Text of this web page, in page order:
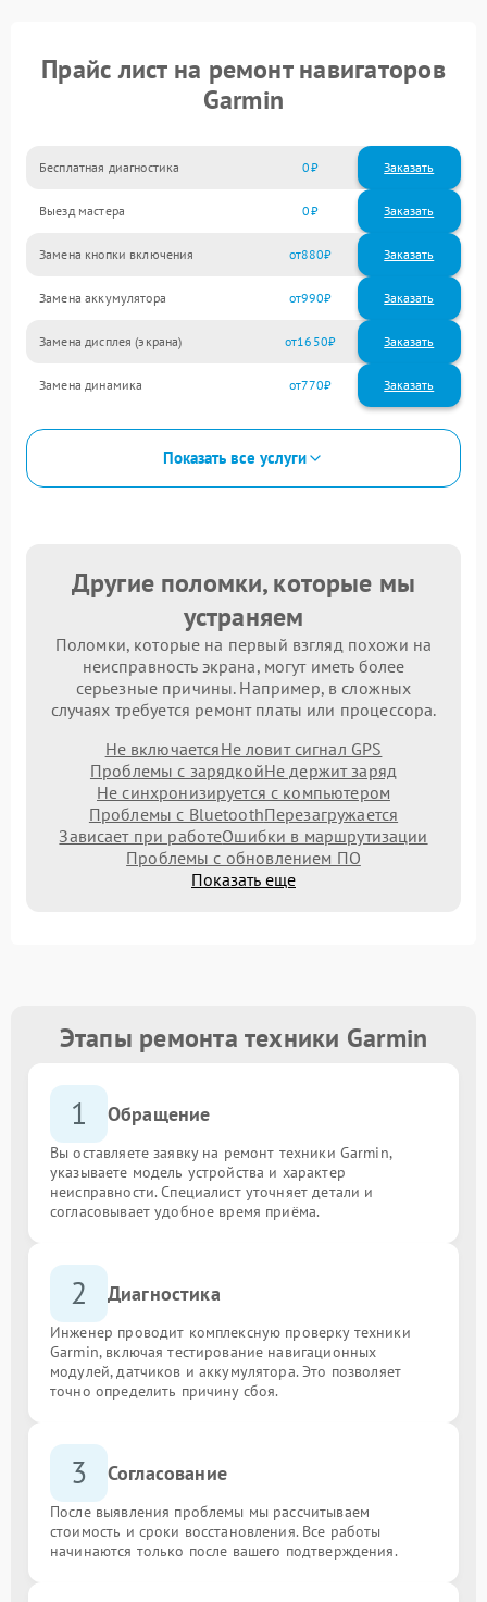
Прайс лист на ремонт навигаторов
Garmin
Бесплатная диагностика 0 Заказать
Выезд мастера 0 Заказать
Замена кнопки включения 880
Замена аккумулятора 990
Замена дисплея (экрана) 1650
Замена динамика 770
Показать все услуги
Другие поломки, которые мы
устраняем
Поломки, которые на первый взгляд похожи на
неисправность экрана, могут иметь более
серьезные причины. Например, в сложных
случаях требуется ремонт платы или процессора.
Не включаетсяНе ловит сигнал GPS
Проблемы с зарядкойНе держит заряд
Не синхронизируется с компьютером
Проблемы с BluetoothПерезагружается
Зависает при работеОшибки в маршрутизации
Проблемы с обновлением ПО
Показать еще
Этапы ремонта техники Garmin
1 Обращение
Вы оставляете заявку на ремонт техники Garmin,
указываете модель устройства и характер
неисправности. Специалист уточняет детали и
согласовывает удобное время приёма.
2 Диагностика
Инженер проводит комплексную проверку техники
Garmin, включая тестирование навигационных
модулей, датчиков и аккумулятора. Это позволяет
точно определить причину сбоя.
3 Согласование
После выявления проблемы мы рассчитываем
стоимость и сроки восстановления. Все работы
начинаются только после вашего подтверждения.